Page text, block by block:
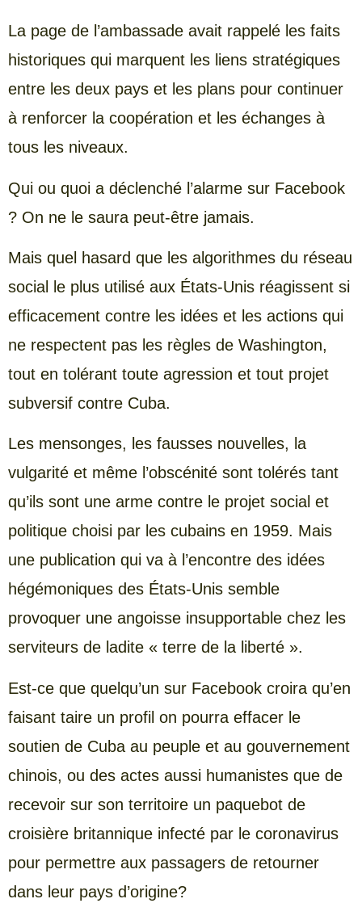
La page de l’ambassade avait rappelé les faits
historiques qui marquent les liens stratégiques
entre les deux pays et les plans pour continuer
à renforcer la coopération et les échanges à
tous les niveaux.
Qui ou quoi a déclenché l’alarme sur Facebook
? On ne le saura peut-être jamais.
Mais quel hasard que les algorithmes du réseau
social le plus utilisé aux États-Unis réagissent si
efficacement contre les idées et les actions qui
ne respectent pas les règles de Washington,
tout en tolérant toute agression et tout projet
subversif contre Cuba.
Les mensonges, les fausses nouvelles, la
vulgarité et même l’obscénité sont tolérés tant
qu’ils sont une arme contre le projet social et
politique choisi par les cubains en 1959. Mais
une publication qui va à l’encontre des idées
hégémoniques des États-Unis semble
provoquer une angoisse insupportable chez les
serviteurs de ladite « terre de la liberté ».
Est-ce que quelqu’un sur Facebook croira qu’en
faisant taire un profil on pourra effacer le
soutien de Cuba au peuple et au gouvernement
chinois, ou des actes aussi humanistes que de
recevoir sur son territoire un paquebot de
croisière britannique infecté par le coronavirus
pour permettre aux passagers de retourner
dans leur pays d’origine?